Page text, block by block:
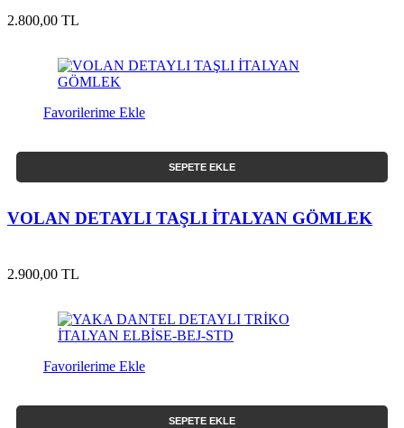
2.800,00 TL
Favorilerime Ekle
SEPETE EKLE
VOLAN DETAYLI TAŞLI İTALYAN GÖMLEK
2.900,00 TL
Favorilerime Ekle
SEPETE EKLE